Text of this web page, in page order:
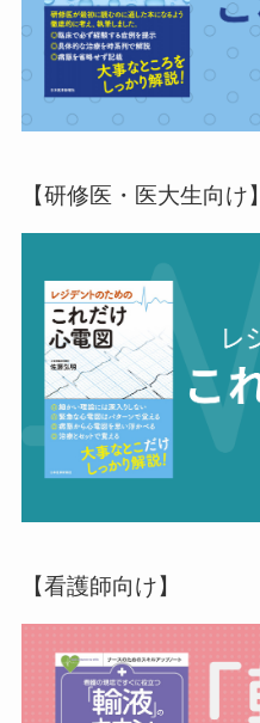
【研修医・医大生向け】
【看護師向け】